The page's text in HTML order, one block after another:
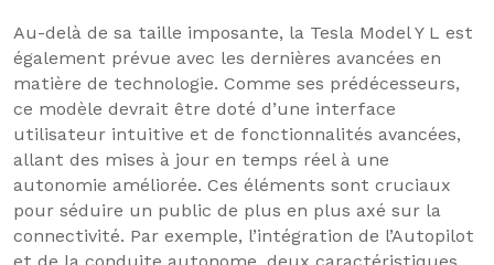
Au-delà de sa taille imposante, la Tesla Model Y L est
également prévue avec les dernières avancées en
matière de technologie. Comme ses prédécesseurs,
ce modèle devrait être doté d’une interface
utilisateur intuitive et de fonctionnalités avancées,
allant des mises à jour en temps réel à une
autonomie améliorée. Ces éléments sont cruciaux
pour séduire un public de plus en plus axé sur la
connectivité. Par exemple, l’intégration de l’Autopilot